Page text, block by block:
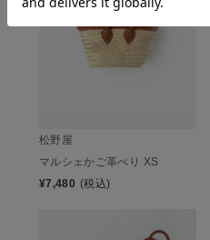
松野屋
マルシェかご革べり XS
¥7,480 (税込)